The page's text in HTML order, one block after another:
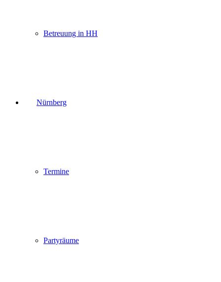
Betreuung in HH
Nürnberg
Termine
Partyräume